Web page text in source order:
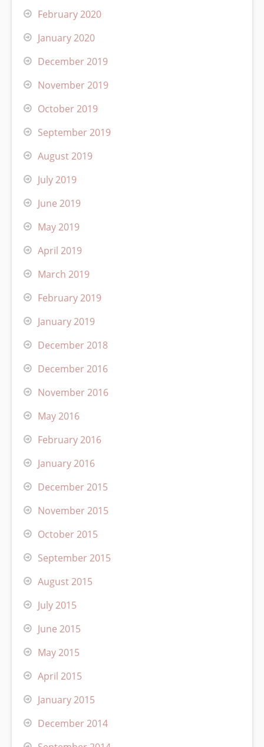
February 2020
January 2020
December 2019
November 2019
October 2019
September 2019
August 2019
July 2019
June 2019
May 2019
April 2019
March 2019
February 2019
January 2019
December 2018
December 2016
November 2016
May 2016
February 2016
January 2016
December 2015
November 2015
October 2015
September 2015
August 2015
July 2015
June 2015
May 2015
April 2015
January 2015
December 2014